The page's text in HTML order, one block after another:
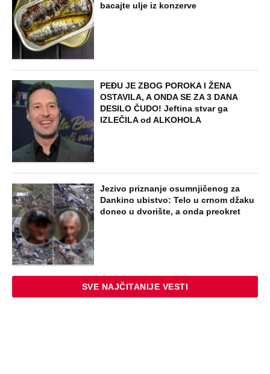
bacajte ulje iz konzerve
PEĐU JE ZBOG POROKA I ŽENA
OSTAVILA, A ONDA SE ZA 3 DANA
DESILO ČUDO! Jeftina stvar ga
IZLEČILA od ALKOHOLA
Jezivo priznanje osumnjičenog za
Dankino ubistvo: Telo u crnom džaku
doneo u dvorište, a onda preokret
SVE NAJČITANIJE VESTI